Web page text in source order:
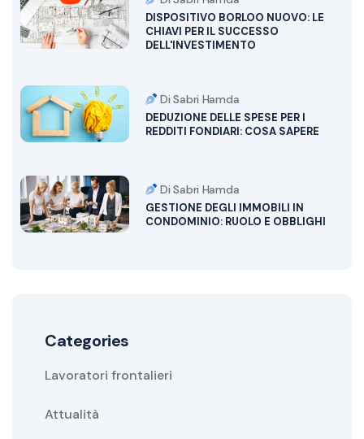
DISPOSITIVO BORLOO NUOVO: LE
CHIAVI PER IL SUCCESSO
DELL'INVESTIMENTO
Di Sabri Hamda
DEDUZIONE DELLE SPESE PER I
REDDITI FONDIARI: COSA SAPERE
Di Sabri Hamda
GESTIONE DEGLI IMMOBILI IN
CONDOMINIO: RUOLO E OBBLIGHI
Categories
Lavoratori frontalieri
Attualità